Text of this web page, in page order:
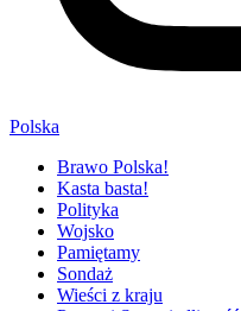
Polska
Brawo Polska!
Kasta basta!
Polityka
Wojsko
Pamiętamy
Sondaż
Wieści z kraju